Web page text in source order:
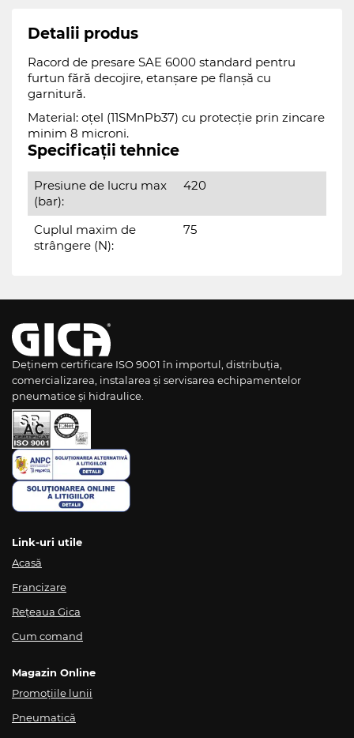
Detalii produs
Racord de presare SAE 6000 standard pentru
furtun fără decojire, etanșare pe flanșă cu
garnitură.
Material: oțel (11SMnPb37) cu protecție prin zincare
minim 8 microni.
Specificații tehnice
Presiune de lucru max
(bar):
420
Cuplul maxim de
strângere (N):
75
Deținem certificare ISO 9001 în importul, distribuția,
comercializarea, instalarea și servisarea echipamentelor
pneumatice și hidraulice.
Link-uri utile
Acasă
Francizare
Rețeaua Gica
Cum comand
Magazin Online
Promoțiile lunii
Pneumatică